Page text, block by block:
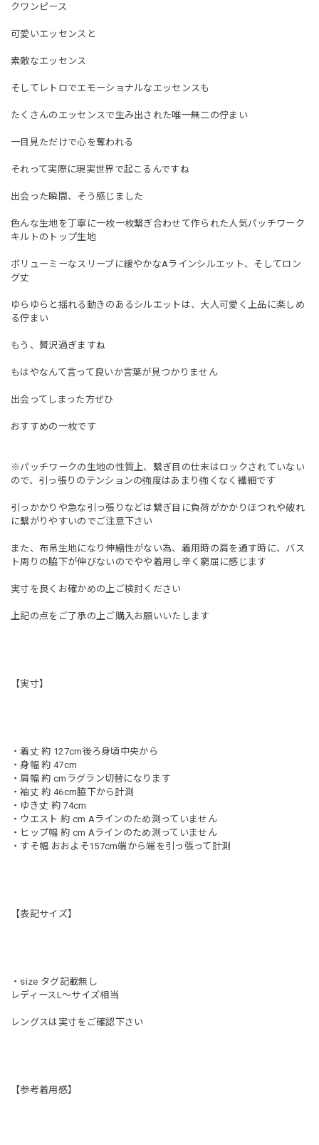
クワンピース
可愛いエッセンスと
素敵なエッセンス
そしてレトロでエモーショナルなエッセンスも
たくさんのエッセンスで生み出された唯一無二の佇まい
一目見ただけで心を奪われる
それって実際に現実世界で起こるんですね
出会った瞬間、そう感じました
色んな生地を丁寧に一枚一枚繋ぎ合わせて作られた人気パッチワーク
キルトのトップ生地
ボリューミーなスリーブに緩やかなAラインシルエット、そしてロン
グ丈
ゆらゆらと揺れる動きのあるシルエットは、大人可愛く上品に楽しめ
る佇まい
もう、贅沢過ぎますね
もはやなんて言って良いか言葉が見つかりません
出会ってしまった方ぜひ
おすすめの一枚です
※パッチワークの生地の性質上、繋ぎ目の仕末はロックされていない
ので、引っ張りのテンションの強度はあまり強くなく繊細です
引っかかりや急な引っ張りなどは繋ぎ目に負荷がかかりほつれや破れ
に繋がりやすいのでご注意下さい
また、布帛生地になり伸縮性がない為、着用時の肩を通す時に、バス
ト周りの脇下が伸びないのでやや着用し辛く窮屈に感じます
実寸を良くお確かめの上ご検討ください
上記の点をご了承の上ご購入お願いいたします
【実寸】
・着丈 約 127cm後ろ身頃中央から
・身幅 約 47cm
・肩幅 約 cmラグラン切替になります
・袖丈 約 46cm脇下から計測
・ゆき丈 約 74cm
・ウエスト 約 cm Aラインのため測っていません
・ヒップ幅 約 cm Aラインのため測っていません
・すそ幅 おおよそ157cm端から端を引っ張って計測
【表記サイズ】
・size タグ記載無し
レディースL〜サイズ相当
レングスは実寸をご確認下さい
【参考着用感】